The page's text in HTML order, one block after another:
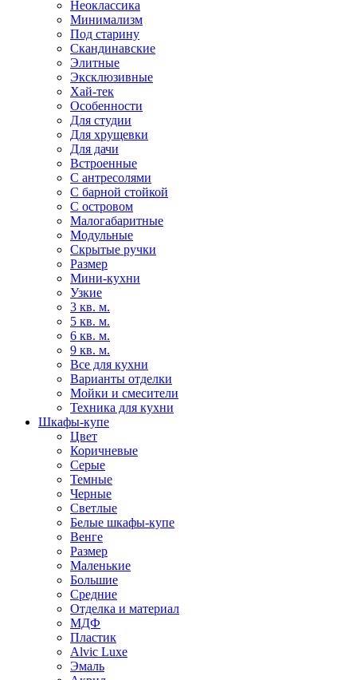
Неоклассика
Минимализм
Под старину
Скандинавские
Элитные
Эксклюзивные
Хай-тек
Особенности
Для студии
Для хрущевки
Для дачи
Встроенные
С антресолями
С барной стойкой
С островом
Малогабаритные
Модульные
Скрытые ручки
Размер
Мини-кухни
Узкие
3 кв. м.
5 кв. м.
6 кв. м.
9 кв. м.
Все для кухни
Варианты отделки
Мойки и смесители
Техника для кухни
Шкафы-купе
Цвет
Коричневые
Серые
Темные
Черные
Светлые
Белые шкафы-купе
Венге
Размер
Маленькие
Большие
Средние
Отделка и материал
МДФ
Пластик
Alvic Luxe
Эмаль